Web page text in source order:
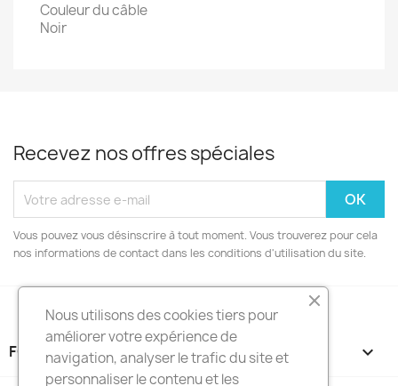
Couleur du câble
Noir
Recevez nos offres spéciales
Vous pouvez vous désinscrire à tout moment. Vous trouverez pour cela
nos informations de contact dans les conditions d'utilisation du site.
FOOTER CONTENT (MIGRATED) 
Nous utilisons des cookies tiers pour
améliorer votre expérience de
navigation, analyser le trafic du site et
personnaliser le contenu et les